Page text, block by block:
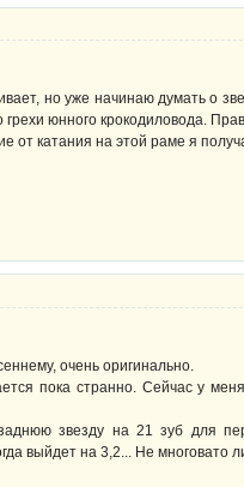
но уже начинаю думать о
юнного крокодиловода.
от катания на этой раме я
очень оригинально.
пока странно. Сейчас у
звезду на 21 зуб для
выйдет на 3,2... Не многовато